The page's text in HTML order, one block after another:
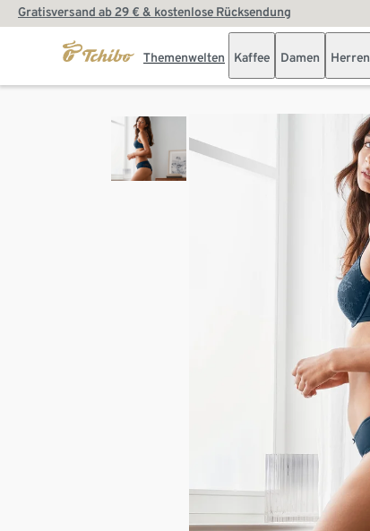
Gratisversand ab 29 € & kostenlose Rücksendung
Themenwelten Kaffee Damen Herren